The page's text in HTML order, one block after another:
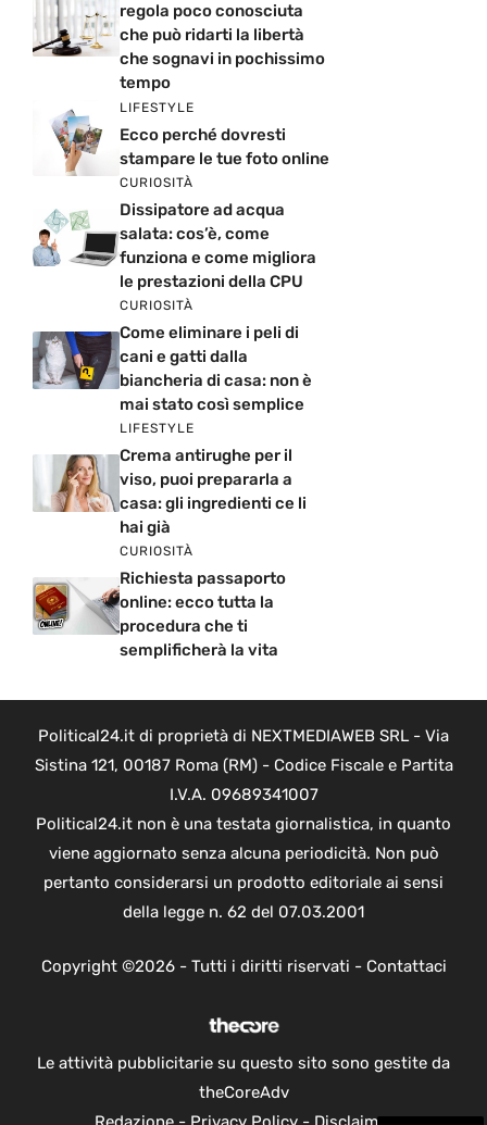
regola poco conosciuta
che può ridarti la libertà
che sognavi in pochissimo
tempo
LIFESTYLE
Ecco perché dovresti
stampare le tue foto online
CURIOSITÀ
Dissipatore ad acqua
salata: cos’è, come
funziona e come migliora
le prestazioni della CPU
CURIOSITÀ
Come eliminare i peli di
cani e gatti dalla
biancheria di casa: non è
mai stato così semplice
LIFESTYLE
Crema antirughe per il
viso, puoi prepararla a
casa: gli ingredienti ce li
hai già
CURIOSITÀ
Richiesta passaporto
online: ecco tutta la
procedura che ti
semplificherà la vita
Political24.it di proprietà di NEXTMEDIAWEB SRL - Via
Sistina 121, 00187 Roma (RM) - Codice Fiscale e Partita
I.V.A. 09689341007
Political24.it non è una testata giornalistica, in quanto
viene aggiornato senza alcuna periodicità. Non può
pertanto considerarsi un prodotto editoriale ai sensi
della legge n. 62 del 07.03.2001
Copyright ©2026 - Tutti i diritti riservati - Contattaci
Le attività pubblicitarie su questo sito sono gestite da
theCoreAdv